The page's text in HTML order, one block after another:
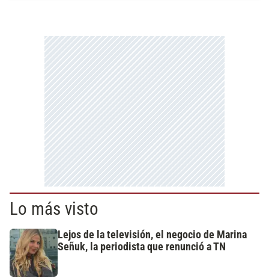
Lo más visto
Lejos de la televisión, el negocio de Marina
Señuk, la periodista que renunció a TN